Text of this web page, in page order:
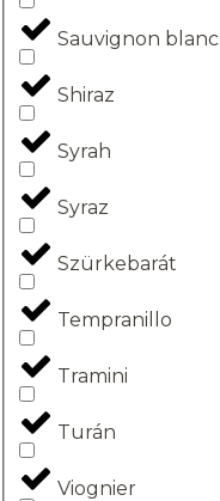
Sauvignon blanc
Shiraz
Syrah
Syraz
Szürkebarát
Tempranillo
Tramini
Turán
Viognier